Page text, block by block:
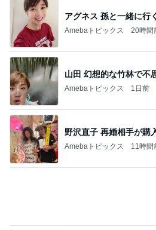
アグネス 孫と一緒に行
Amebaトピックス 20時間
山田 幻想的な竹林で不
Amebaトピックス 1日前
野沢直子 再婚相手が購
Amebaトピックス 11時間